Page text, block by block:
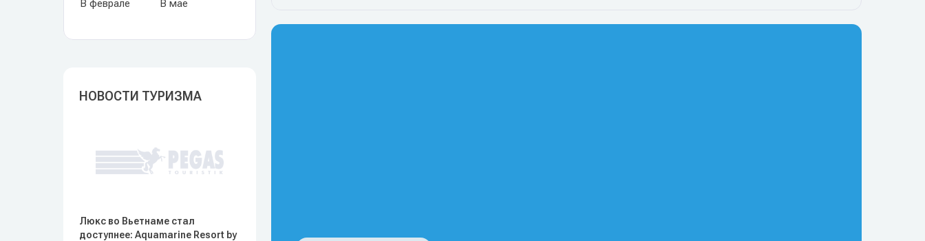
В феврале
В мае
НОВОСТИ ТУРИЗМА
Люкс во Вьетнаме стал
доступнее: Aquamarine Resort by